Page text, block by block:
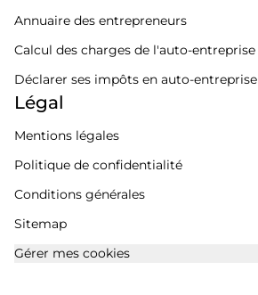
Annuaire des entrepreneurs
Calcul des charges de l'auto-entreprise
Déclarer ses impôts en auto-entreprise
Légal
Mentions légales
Politique de confidentialité
Conditions générales
Sitemap
Gérer mes cookies